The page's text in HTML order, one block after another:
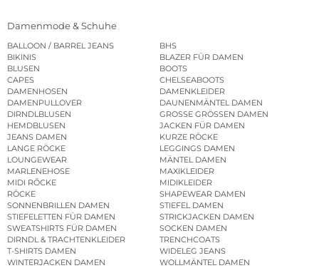
Damenmode & Schuhe
BALLOON / BARREL JEANS
BHS
BIKINIS
BLAZER FÜR DAMEN
BLUSEN
BOOTS
CAPES
CHELSEABOOTS
DAMENHOSEN
DAMENKLEIDER
DAMENPULLOVER
DAUNENMÄNTEL DAMEN
DIRNDLBLUSEN
GROSSE GRÖSSEN DAMEN
HEMDBLUSEN
JACKEN FÜR DAMEN
JEANS DAMEN
KURZE RÖCKE
LANGE RÖCKE
LEGGINGS DAMEN
LOUNGEWEAR
MÄNTEL DAMEN
MARLENEHOSE
MAXIKLEIDER
MIDI RÖCKE
MIDIKLEIDER
RÖCKE
SHAPEWEAR DAMEN
SONNENBRILLEN DAMEN
STIEFEL DAMEN
STIEFELETTEN FÜR DAMEN
STRICKJACKEN DAMEN
SWEATSHIRTS FÜR DAMEN
SOCKEN DAMEN
DIRNDL & TRACHTENKLEIDER
TRENCHCOATS
T-SHIRTS DAMEN
WIDELEG JEANS
WINTERJACKEN DAMEN
WOLLMÄNTEL DAMEN